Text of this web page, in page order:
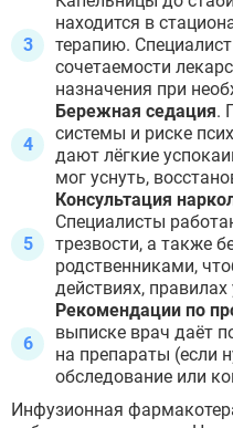
находится в
терапию.
сочетаемости
назначения при
Бережная седация.
системы и риске
дают лёгкие
мог уснуть,
Консультация
Специалисты
трезвости, а также
родственниками,
действиях, правилах
Рекомендации по
выписке врач даёт
на препараты (если
обследование или
Инфузионная
Заполните